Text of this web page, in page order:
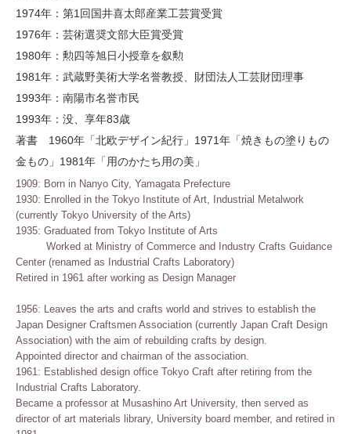
1974年：第1回国井喜太郎産業工芸賞受賞
1976年：芸術選奨文部大臣賞受賞
1980年：勲四等旭日小授章を叙勲
1981年：武蔵野美術大学名誉教授、財団法人工芸財団理事
1993年：南陽市名誉市民
1993年：没、享年83歳
著書 1960年「北欧デザイン紀行」1971年「焼きもの塗りもの
金もの」1981年「用のかたち用の美」
1909: Born in Nanyo City, Yamagata Prefecture
1930: Enrolled in the Tokyo Institute of Art, Industrial Metalwork
(currently Tokyo University of the Arts)
1935: Graduated from Tokyo Institute of Arts
Worked at Ministry of Commerce and Industry Crafts Guidance
Center (renamed as Industrial Crafts Laboratory)
Retired in 1961 after working as Design Manager
1956: Leaves the arts and crafts world and strives to establish the
Japan Designer Craftsmen Association (currently Japan Craft Design
Association) with the aim of rebuilding crafts by design.
Appointed director and chairman of the association.
1961: Established design office Tokyo Craft after retiring from the
Industrial Crafts Laboratory.
Became a professor at Musashino Art University, then served as
director of art materials library, University board member, and retired in